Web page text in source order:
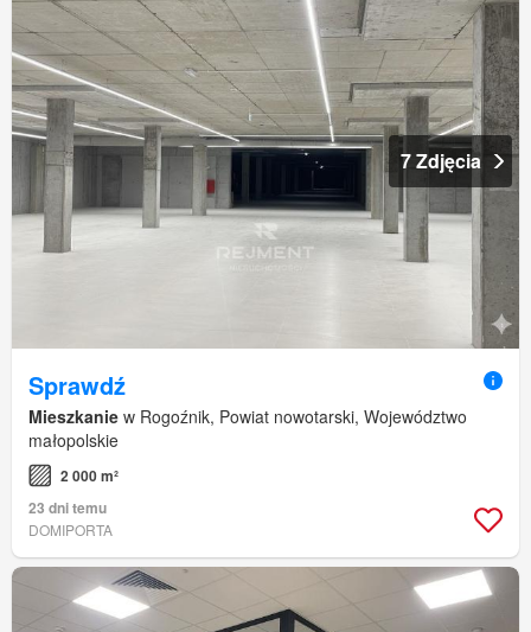
7 Zdjęcia
Sprawdź
Mieszkanie w Rogoźnik, Powiat nowotarski, Województwo
małopolskie
2 000 m²
23 dni temu
DOMIPORTA